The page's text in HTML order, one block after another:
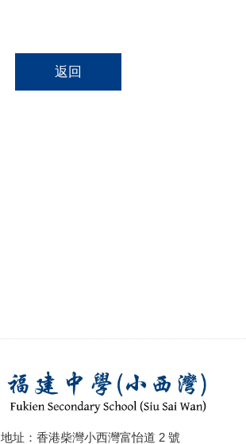
返回
地址：香港柴灣小西灣富怡道 2 號